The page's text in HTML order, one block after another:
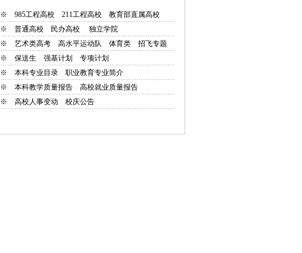
※ 985工程高校 211工程高校
教育部直属高校
※ 普通高校 民办高校
独立学院
※ 艺术类高考 高水平运动队 体育类
招飞专题
※ 保送生 强基计划
专项计划
※ 本科专业目录
职业教育专业简介
※ 本科教学质量报告
高校就业质量报告
※ 高校人事变动 校庆公告